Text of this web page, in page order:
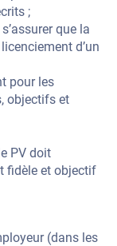
;
que la
d’un
pour les
objectifs et
PV doit
fidèle et objectif
(dans les